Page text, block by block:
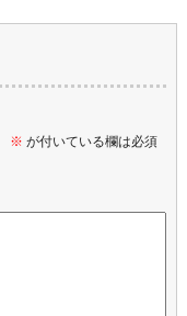
※ が付いている欄は必須